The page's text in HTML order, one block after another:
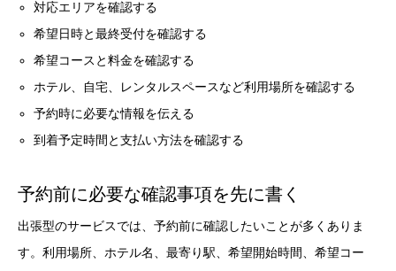
対応エリアを確認する
希望日時と最終受付を確認する
希望コースと料金を確認する
ホテル、自宅、レンタルスペースなど利用場所を確認する
予約時に必要な情報を伝える
到着予定時間と支払い方法を確認する
予約前に必要な確認事項を先に書く
出張型のサービスでは、予約前に確認したいことが多くありま
す。利用場所、ホテル名、最寄り駅、希望開始時間、希望コー